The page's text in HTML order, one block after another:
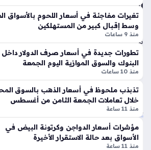
د
ص
لاح
من
الم
حل
ة
اب
ل
ملي
ون
دو
الج
مع
ة
منذ
سا
ت
ص
راع
الع
تغيرات مفاجئة في أسعار اللحوم بالأسواق
وسط إقبال كبير من المستهلكين
منذ 9 ساعات
تطورات جديدة في أسعار صرف الدولار داخل
البنوك والسوق الموازية اليوم الجمعة
منذ 10 ساعات
تذبذب ملحوظ في أسعار الذهب بالسوق
خلال تعاملات الجمعة الثامن من أغسطس
منذ 11 ساعة
مؤشرات أسعار الدواجن وكرتونة البيض في
الأسواق بعد حالة الاستقرار الأخيرة
منذ 11 ساعة